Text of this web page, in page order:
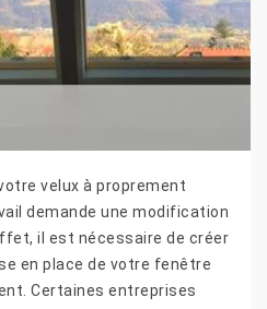
velux à proprement
demande une modification
il est nécessaire de créer
en place de votre fenêtre
Certaines entreprises